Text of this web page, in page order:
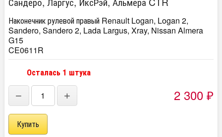
Наконечник рулевой правый Renault Logan, Logan 2,
Sandero, Sandero 2, Lada Largus, Xray, Nissan Almera
G15
CE0611R
Осталась 1 штука
− + 2 300 ₽